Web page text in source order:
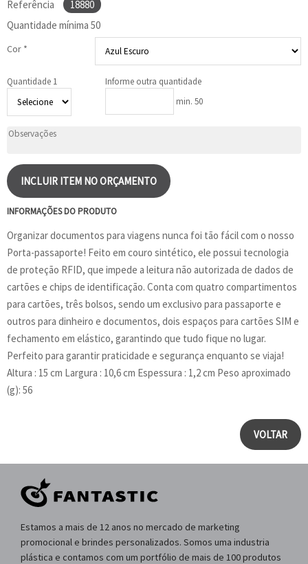
Referência
18880
Quantidade mínima 50
Cor *
Quantidade 1
Informe outra quantidade
min. 50
INCLUIR ITEM NO ORÇAMENTO
INFORMAÇÕES DO PRODUTO
Organizar documentos para viagens nunca foi tão fácil com o nosso
Porta-passaporte! Feito em couro sintético, ele possui tecnologia
de proteção RFID, que impede a leitura não autorizada de dados de
cartões e chips de identificação. Conta com quatro compartimentos
para cartões, três bolsos, sendo um exclusivo para passaporte e
outros para dinheiro e documentos, dois espaços para cartões SIM e
fechamento em elástico, garantindo que tudo fique no lugar.
Perfeito para garantir praticidade e segurança enquanto se viaja!
Altura : 15 cm Largura : 10,6 cm Espessura : 1,2 cm Peso aproximado
(g): 56
VOLTAR
Estamos a mais de 12 anos no mercado de marketing
promocional e brindes personalizados. Somos uma industria
plástica e contamos com um portfólio de mais de 100 produtos